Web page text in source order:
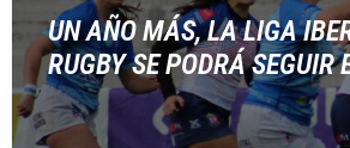
UN AÑO MÁS, LA LIGA
RUGBY SE PODRÁ SEGUIR